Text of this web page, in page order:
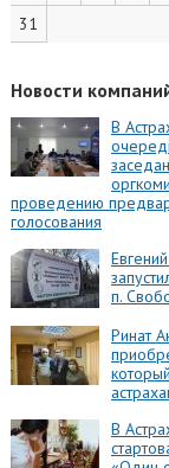
31
Новости
В
проведению
голосования
п.
Ринат
В